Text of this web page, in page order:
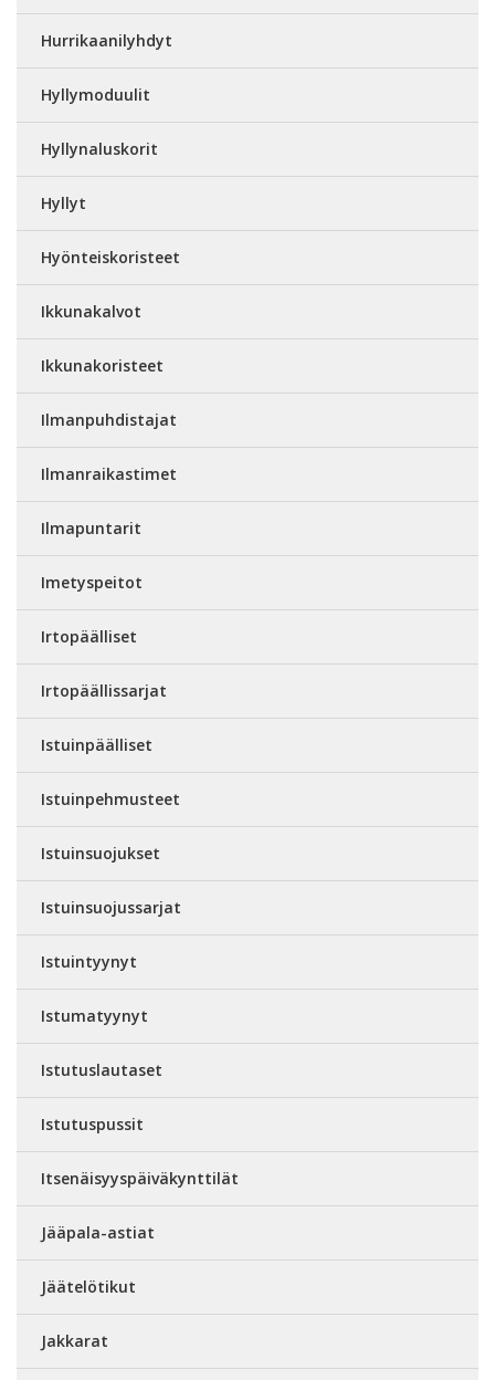
Hurrikaanilyhdyt
Hyllymoduulit
Hyllynaluskorit
Hyllyt
Hyönteiskoristeet
Ikkunakalvot
Ikkunakoristeet
Ilmanpuhdistajat
Ilmanraikastimet
Ilmapuntarit
Imetyspeitot
Irtopäälliset
Irtopäällissarjat
Istuinpäälliset
Istuinpehmusteet
Istuinsuojukset
Istuinsuojussarjat
Istuintyynyt
Istumatyynyt
Istutuslautaset
Istutuspussit
Itsenäisyyspäiväkynttilät
Jääpala-astiat
Jäätelötikut
Jakkarat